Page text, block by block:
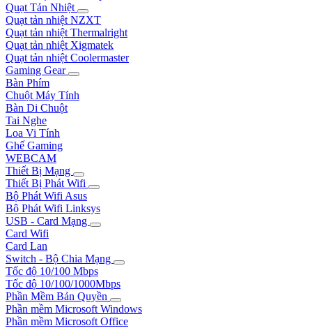
Quạt Tản Nhiệt
Quạt tản nhiệt NZXT
Quạt tản nhiệt Thermalright
Quạt tản nhiệt Xigmatek
Quạt tản nhiệt Coolermaster
Gaming Gear
Bàn Phím
Chuột Máy Tính
Bàn Di Chuột
Tai Nghe
Loa Vi Tính
Ghế Gaming
WEBCAM
Thiết Bị Mạng
Thiết Bị Phát Wifi
Bộ Phát Wifi Asus
Bộ Phát Wifi Linksys
USB - Card Mạng
Card Wifi
Card Lan
Switch - Bộ Chia Mạng
Tốc độ 10/100 Mbps
Tốc độ 10/100/1000Mbps
Phần Mềm Bản Quyền
Phần mềm Microsoft Windows
Phần mềm Microsoft Office